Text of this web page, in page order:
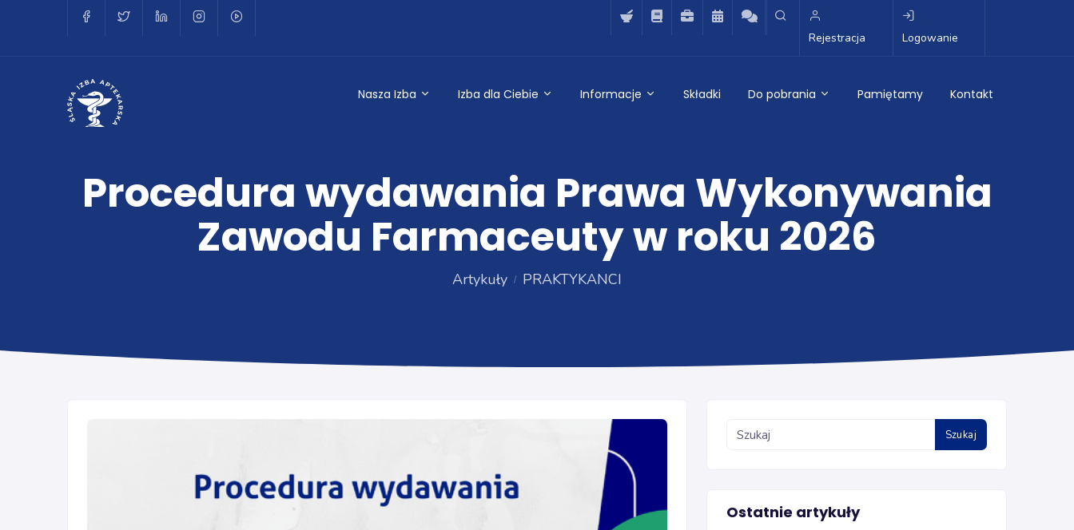
Rejestracja Logowanie
Nasza Izba Izba dla Ciebie Informacje Składki Do pobrania Pamiętamy Kontakt
Procedura wydawania Prawa Wykonywania
Zawodu Farmaceuty w roku 2026
Artykuły PRAKTYKANCI
Szukaj
Ostatnie artykuły